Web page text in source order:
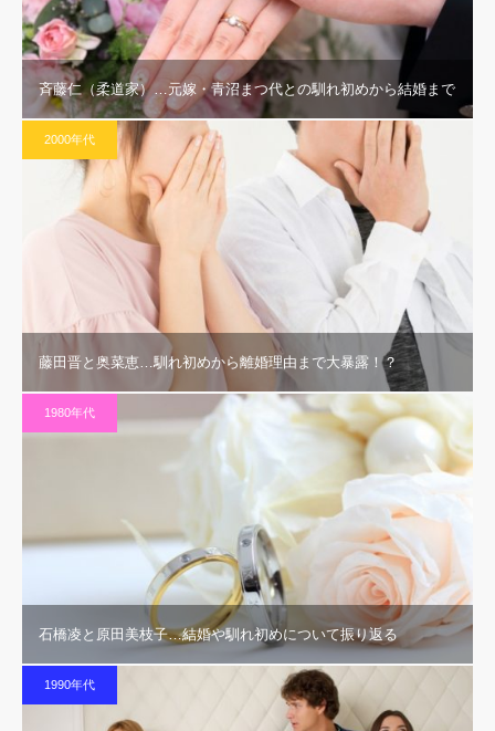
斉藤仁（柔道家）…元嫁・青沼まつ代との馴れ初めから結婚まで
2000年代
藤田晋と奥菜恵…馴れ初めから離婚理由まで大暴露！？
1980年代
石橋凌と原田美枝子…結婚や馴れ初めについて振り返る
1990年代